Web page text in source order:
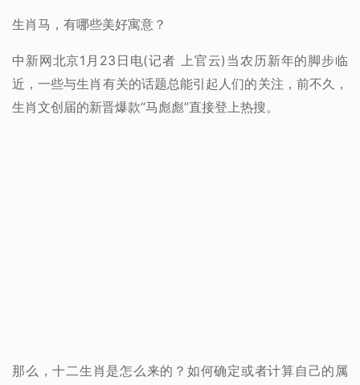
生肖马，有哪些美好寓意？
中新网北京1月23日电(记者 上官云)当农历新年的脚步临
近，一些与生肖有关的话题总能引起人们的关注，前不久，
生肖文创届的新晋爆款“马彪彪”直接登上热搜。
那么，十二生肖是怎么来的？如何确定或者计算自己的属